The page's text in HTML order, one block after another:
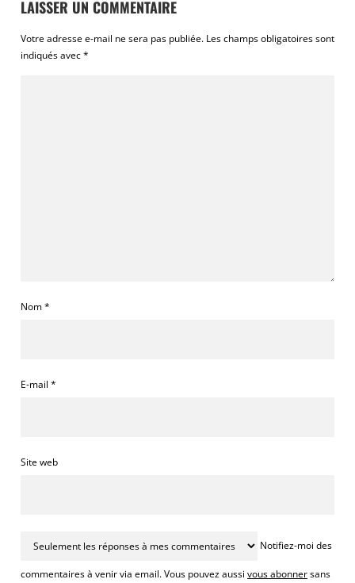
LAISSER UN COMMENTAIRE
Votre adresse e-mail ne sera pas publiée. Les champs obligatoires sont
indiqués avec*
Nom*
E-mail *
Site web
Notifiez-moi des
commentaires à venir via email. Vous pouvez aussi vous abonnersans